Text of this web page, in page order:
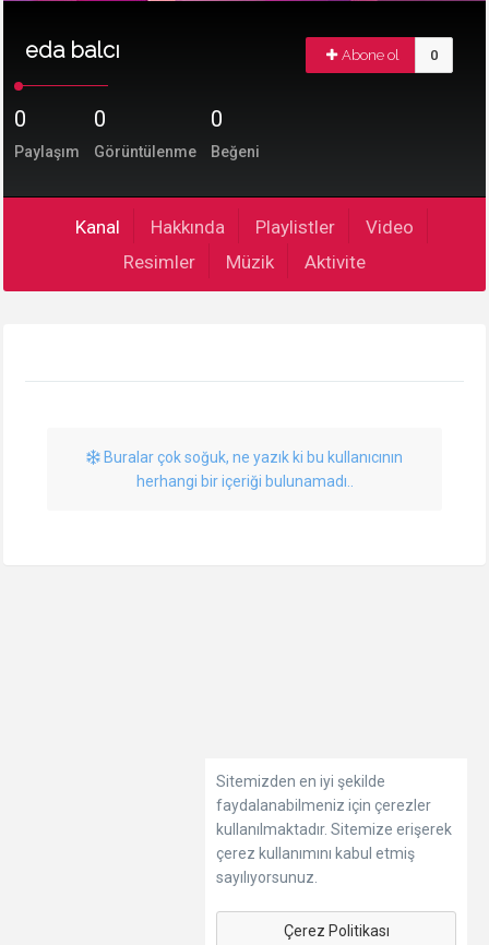
eda balcı Abone ol 0
0
Paylaşım
0
Görüntülenme
0
Beğeni
Kanal Hakkında Playlistler
Video
Resimler
Müzik Aktivite
Buralar çok soğuk, ne yazık ki bu kullanıcının
herhangi bir içeriği bulunamadı..
Sitemizden en iyi şekilde
faydalanabilmeniz için çerezler
kullanılmaktadır. Sitemize erişerek
çerez kullanımını kabul etmiş
sayılıyorsunuz.
Çerez Politikası